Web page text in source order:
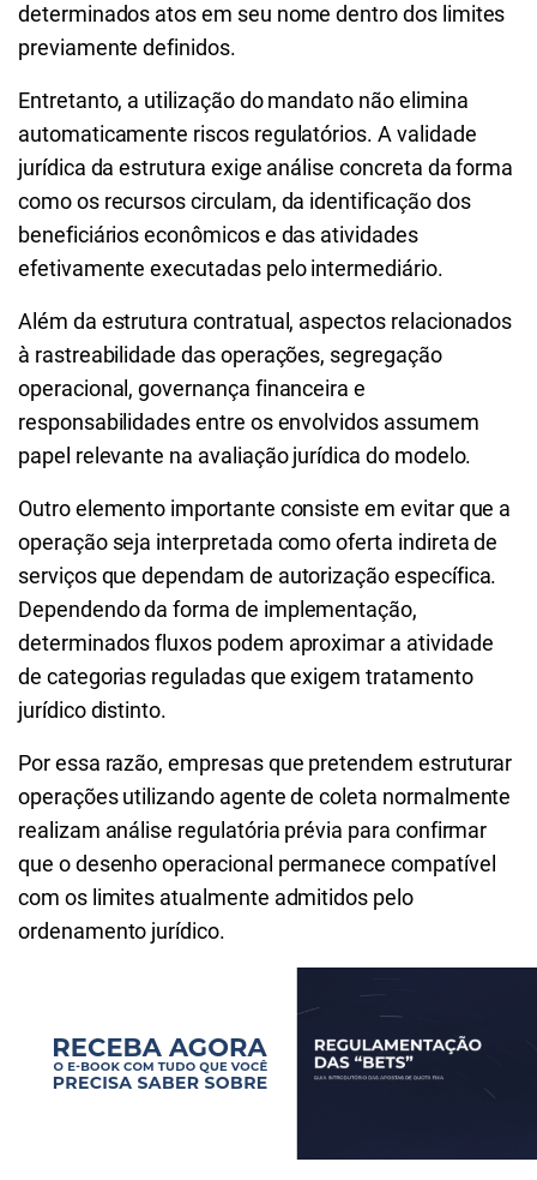
determinados atos em seu nome dentro dos limites
previamente definidos.
Entretanto, a utilização do mandato não elimina
automaticamente riscos regulatórios. A validade
jurídica da estrutura exige análise concreta da forma
como os recursos circulam, da identificação dos
beneficiários econômicos e das atividades
efetivamente executadas pelo intermediário.
Além da estrutura contratual, aspectos relacionados
à rastreabilidade das operações, segregação
operacional, governança financeira e
responsabilidades entre os envolvidos assumem
papel relevante na avaliação jurídica do modelo.
Outro elemento importante consiste em evitar que a
operação seja interpretada como oferta indireta de
serviços que dependam de autorização específica.
Dependendo da forma de implementação,
determinados fluxos podem aproximar a atividade
de categorias reguladas que exigem tratamento
jurídico distinto.
Por essa razão, empresas que pretendem estruturar
operações utilizando agente de coleta normalmente
realizam análise regulatória prévia para confirmar
que o desenho operacional permanece compatível
com os limites atualmente admitidos pelo
ordenamento jurídico.